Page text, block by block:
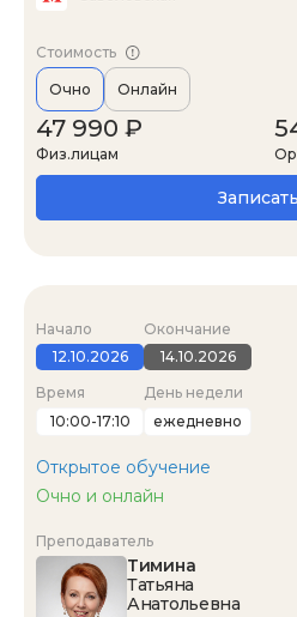
Стоимость
Очно Онлайн
47 990 ₽
Физ.лицам
Начало
12.10.2026
Окончание
14.10.2026
Время
10:00-17:10
День недели
ежедневно
Открытое обучение
Очно и онлайн
Преподаватель
Тимина
Татьяна
Анатольевна